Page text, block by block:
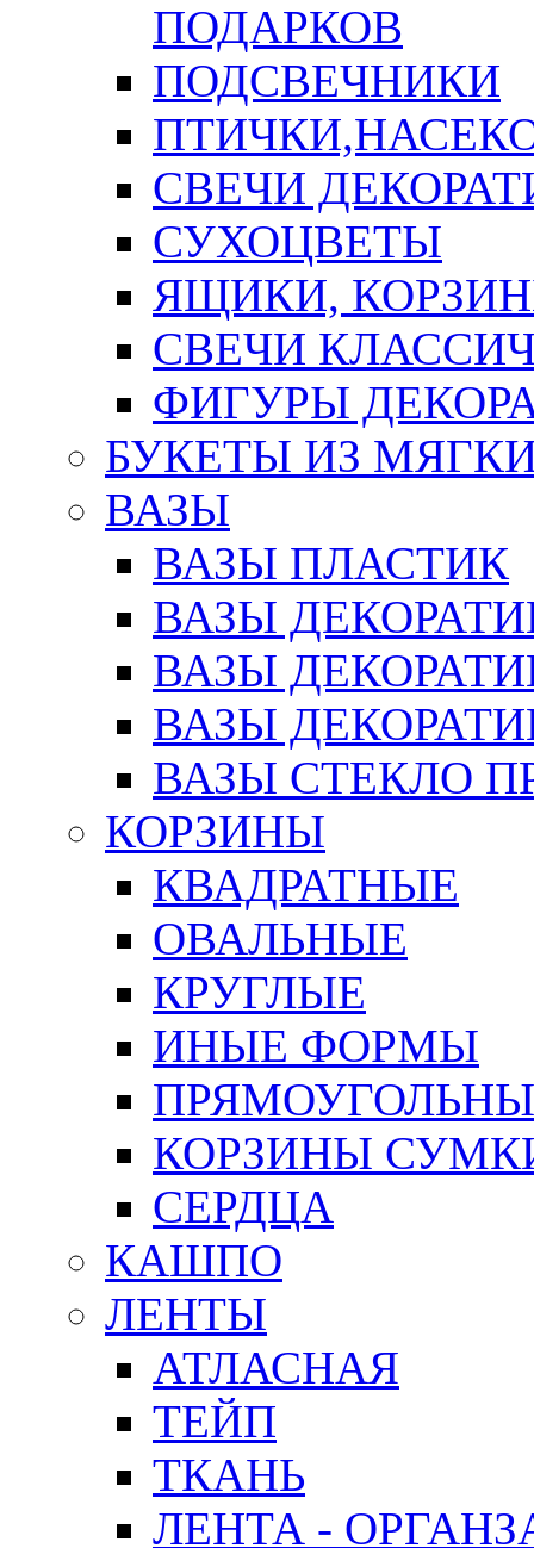
ПОДАРКОВ
ПОДСВЕЧНИКИ
СВЕЧИ
СУХОЦВЕТЫ
ЯЩИКИ,
СВЕЧИ
ФИГУРЫ
БУКЕТЫ ИЗ
ВАЗЫ
ВАЗЫ ПЛАСТИК
ВАЗЫ
ВАЗЫ
ВАЗЫ
ВАЗЫ СТЕКЛО
КОРЗИНЫ
КВАДРАТНЫЕ
ОВАЛЬНЫЕ
КРУГЛЫЕ
ИНЫЕ ФОРМЫ
КОРЗИНЫ
СЕРДЦА
КАШПО
ЛЕНТЫ
АТЛАСНАЯ
ТЕЙП
ТКАНЬ
ЛЕНТА -